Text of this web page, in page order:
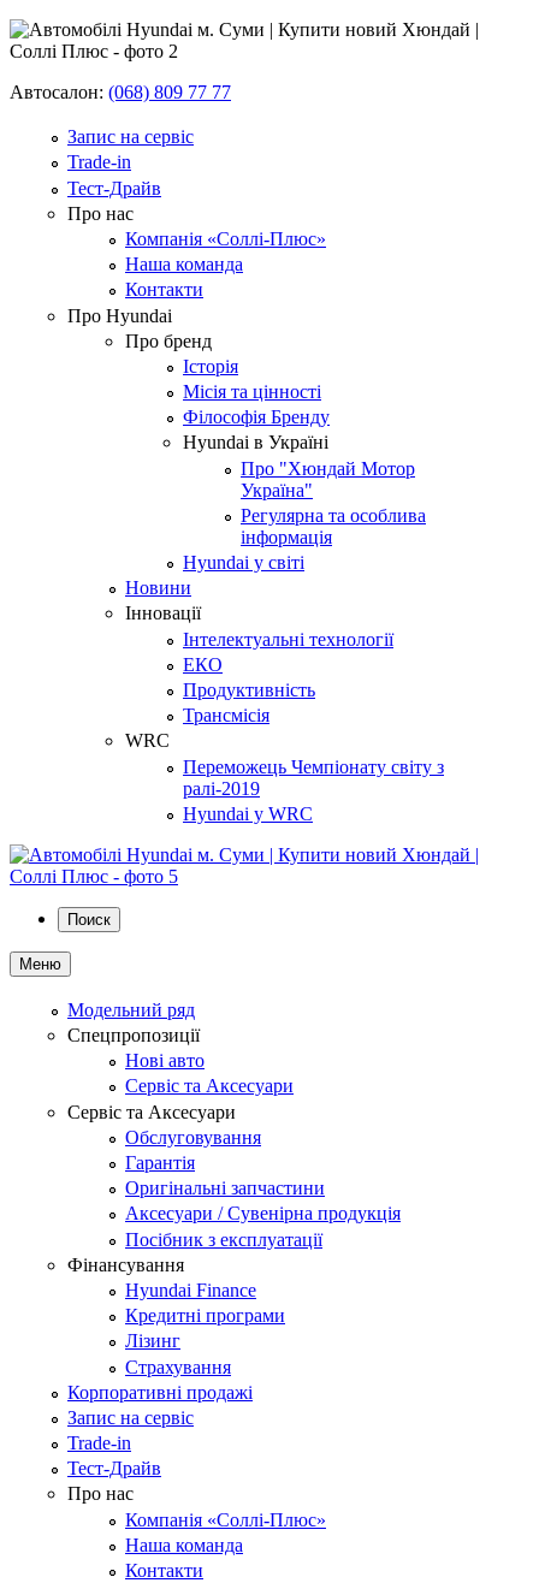
Автосалон: (068) 809 77 77
Запис на сервіс
Trade-in
Тест-Драйв
Про нас
Компанія «Соллі-Плюс»
Наша команда
Контакти
Про Hyundai
Про бренд
Історія
Місія та цінності
Філософія Бренду
Hyundai в Україні
Про "Хюндай Мотор
Україна"
Регулярна та особлива
інформація
Hyundai у світі
Новини
Інновації
Інтелектуальні технології
ЕКО
Продуктивність
Трансмісія
WRC
Переможець Чемпіонату світу з
ралі-2019
Hyundai у WRC
Поиск
Меню
Модельний ряд
Спецпропозиції
Нові авто
Сервіс та Аксесуари
Сервіс та Аксесуари
Обслуговування
Гарантія
Оригінальні запчастини
Аксесуари / Сувенірна продукція
Посібник з експлуатації
Фінансування
Hyundai Finance
Кредитні програми
Лізинг
Страхування
Корпоративні продажі
Запис на сервіс
Trade-in
Тест-Драйв
Про нас
Компанія «Соллі-Плюс»
Наша команда
Контакти